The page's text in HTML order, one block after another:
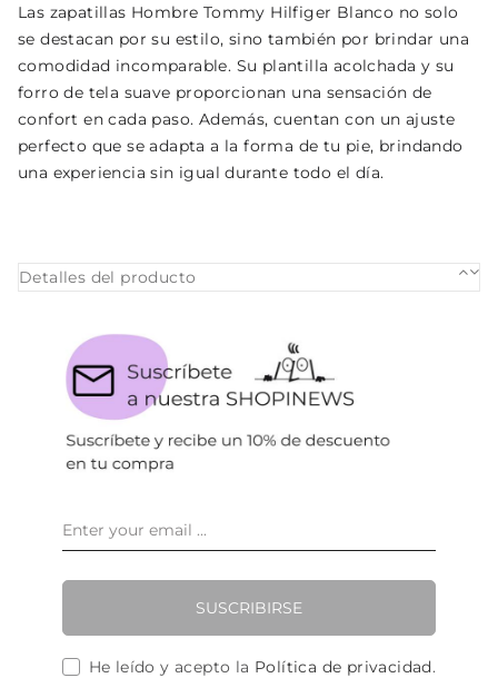
Las zapatillas Hombre Tommy Hilfiger Blanco no solo
se destacan por su estilo, sino también por brindar una
comodidad incomparable. Su plantilla acolchada y su
forro de tela suave proporcionan una sensación de
confort en cada paso. Además, cuentan con un ajuste
perfecto que se adapta a la forma de tu pie, brindando
una experiencia sin igual durante todo el día.
Detalles del producto
SUSCRIBIRSE
He leído y acepto la Política de privacidad.